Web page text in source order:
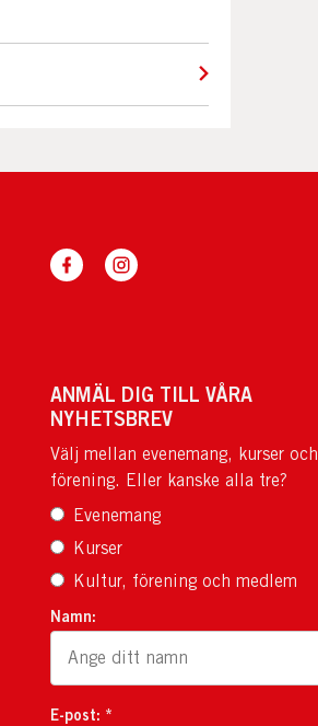
ANMÄL DIG TILL VÅRA
NYHETSBREV
Välj mellan evenemang, kurser och
förening. Eller kanske alla tre?
Evenemang
Kurser
Kultur, förening och medlem
Namn:
E-post: *